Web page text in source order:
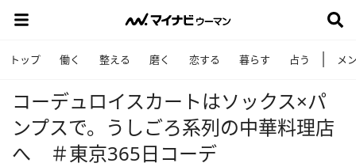
トップ 働く 整える 磨く 恋する 暮らす 占う メ
コーデュロイスカートはソックス×パ
ンプスで。うしごろ系列の中華料理店
へ ＃東京365日コーデ